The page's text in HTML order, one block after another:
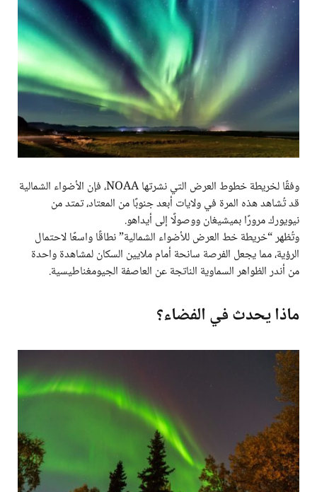
وفقًا لخريطة خطوط العرض التي نشرتها NOAA، فإن الأضواء الشمالية
قد تُشاهد هذه المرة في ولايات أبعد جنوبًا من المعتاد، تمتد من
نيويورك مرورًا بميشيغان ووصولًا إلى أيداهو.
وتُظهر “خريطة خط العرض للأضواء الشمالية” نطاقًا واسعًا لاحتمال
الرؤية، مما يجعل الفرصة سانحة أمام ملايين السكان لمشاهدة واحدة
من أندر الظواهر السماوية الناتجة عن العاصفة الجيومغناطيسية.
ماذا يحدث في الفضاء؟